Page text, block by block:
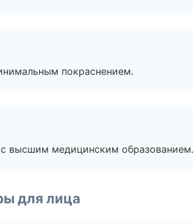
покраснением.
высшим медицинским образованием.
для лица